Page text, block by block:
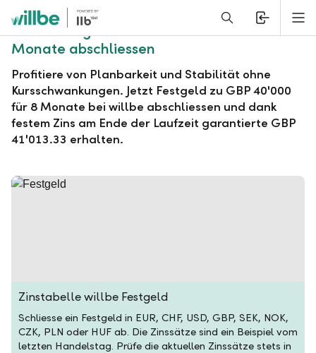
Alerts.Headline
willbe Festgeld zu GBP 40'000 für 8
Monate abschliessen
Profitiere von Planbarkeit und Stabilität ohne
Kursschwankungen. Jetzt Festgeld zu GBP 40'000
für 8 Monate bei willbe abschliessen und dank
festem Zins am Ende der Laufzeit garantierte GBP
41'013.33 erhalten.
Zinstabelle willbe Festgeld
Schliesse ein Festgeld in EUR, CHF, USD, GBP, SEK, NOK,
CZK, PLN oder HUF ab. Die Zinssätze sind ein Beispiel vom
letzten Handelstag. Prüfe die aktuellen Zinssätze stets in